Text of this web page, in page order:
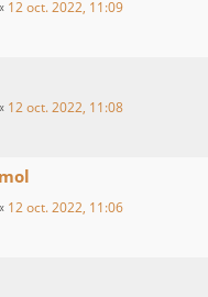
12 oct. 2022, 11:09
12 oct. 2022, 11:08
12 oct. 2022, 11:06